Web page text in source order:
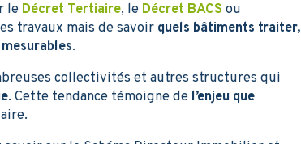
le Décret Tertiaire, le Décret BACS ou
travaux mais de savoir quels bâtiments traiter,
.
collectivités et autres structures qui
. Cette tendance témoigne de l’enjeu que